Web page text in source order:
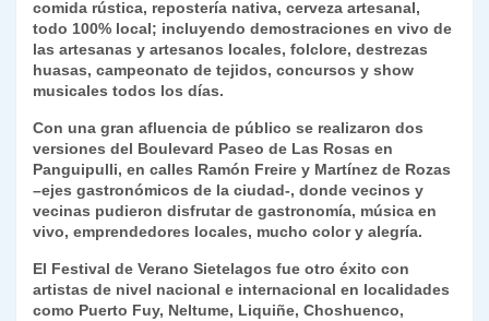
comida rústica, repostería nativa, cerveza artesanal,
todo 100% local; incluyendo demostraciones en vivo de
las artesanas y artesanos locales, folclore, destrezas
huasas, campeonato de tejidos, concursos y show
musicales todos los días.
Con una gran afluencia de público se realizaron dos
versiones del Boulevard Paseo de Las Rosas en
Panguipulli, en calles Ramón Freire y Martínez de Rozas
–ejes gastronómicos de la ciudad-, donde vecinos y
vecinas pudieron disfrutar de gastronomía, música en
vivo, emprendedores locales, mucho color y alegría.
El Festival de Verano Sietelagos fue otro éxito con
artistas de nivel nacional e internacional en localidades
como Puerto Fuy, Neltume, Liquiñe, Choshuenco,